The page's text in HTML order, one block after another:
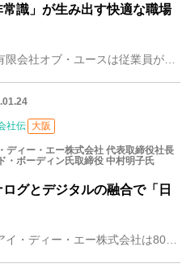
常識」が生み出す快適な職場
土日出勤や徹夜作業は禁止。有限会社オブ・ユースは従業員が仕事以外の時間を大切にして人間としての幅を広げることを重視するWeb制作会社です。同社の牧野浩之社長にと
社伝 大阪
ディー・エー株式会社 代表取締役社長
・ボーディン氏取締役 中村明子氏
ログとデジタルの融合で「日
2017年5月に20周年を迎えたアイ・ディー・エー株式会社は80カ国語以上の多言語の翻訳をはじめ、それらの言語に対応したカタログやマニュアル、Webサイト制作な